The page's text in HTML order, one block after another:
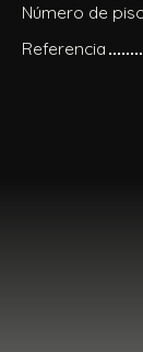
Número de
Referencia